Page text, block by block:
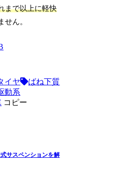
まで以上に軽快
せん。
イヤ
ばね下質
動系
コピー
サスペンションを解